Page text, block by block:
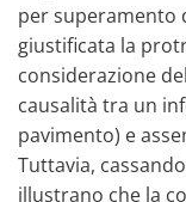
per superamento
giustificata la
considerazione
causalità tra un
pavimento) e
Tuttavia,
illustrano che la